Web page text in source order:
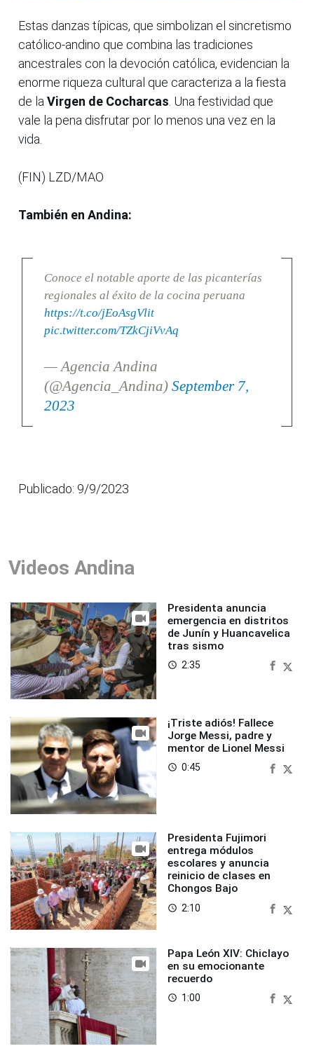
Estas danzas típicas, que simbolizan el sincretismo
católico-andino que combina las tradiciones
ancestrales con la devoción católica, evidencian la
enorme riqueza cultural que caracteriza a la fiesta
de la Virgen de Cocharcas . Una festividad que
vale la pena disfrutar por lo menos una vez en la
vida.
(FIN) LZD/MAO
También en Andina:
Conoce el notable aporte de las picanterías
regionales al éxito de la cocina peruana
https://t.co/jEoAsgVlit
pic.twitter.com/TZkCjiVvAq
— Agencia Andina
(@Agencia_Andina) September 7,
2023
Publicado: 9/9/2023
Videos Andina
Presidenta anuncia
emergencia en distritos
de Junín y Huancavelica
tras sismo
access_time 2:35
¡Triste adiós! Fallece
Jorge Messi, padre y
mentor de Lionel Messi
access_time 0:45
Presidenta Fujimori
entrega módulos
escolares y anuncia
reinicio de clases en
Chongos Bajo
access_time 2:10
Papa León XIV: Chiclayo
en su emocionante
recuerdo
access_time 1:00